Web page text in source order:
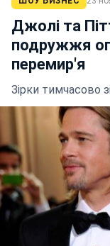
Джолі та
подружжя
перемир'я
Зірки тимчасово